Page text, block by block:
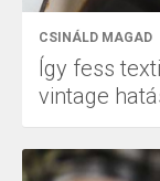
CSINÁLD MAGAD
Így fess
vintage